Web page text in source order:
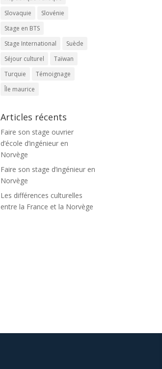
Slovaquie
Slovénie
Stage en BTS
Stage International
Suède
Séjour culturel
Taïwan
Turquie
Témoignage
Île maurice
Articles récents
Faire son stage ouvrier
d’école d’ingénieur en
Norvège
Faire son stage d’ingénieur en
Norvège
Les différences culturelles
entre la France et la Norvège